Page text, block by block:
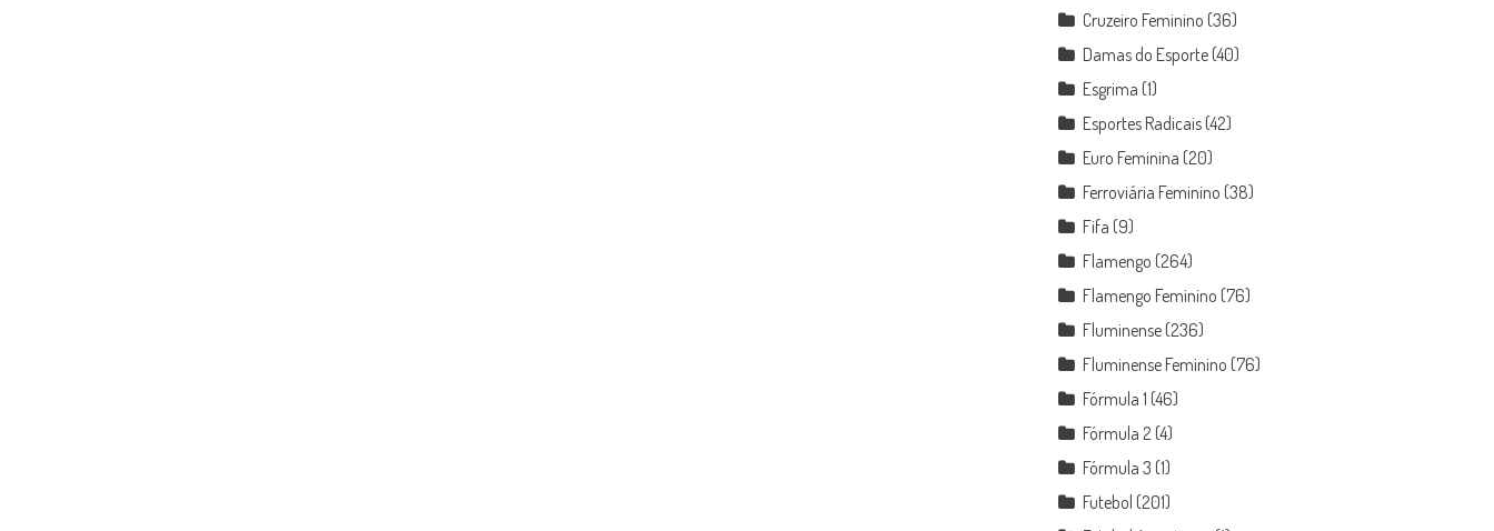
Cruzeiro Feminino (36)
Damas do Esporte (40)
Esgrima (1)
Esportes Radicais (42)
Euro Feminina (20)
Ferroviária Feminino (38)
Fifa (9)
Flamengo (264)
Flamengo Feminino (76)
Fluminense (236)
Fluminense Feminino (76)
Fórmula 1 (46)
Fórmula 2 (4)
Fórmula 3 (1)
Futebol (201)